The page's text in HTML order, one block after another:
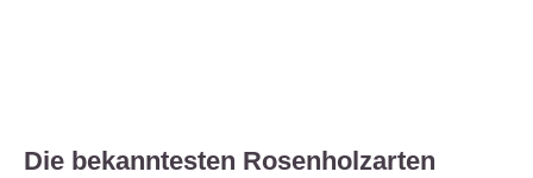
Die bekanntesten Rosenholzarten